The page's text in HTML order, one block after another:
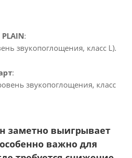
:
звукопоглощения, класс L).
:
звукопоглощения, класс
заметно выигрывает
важно для